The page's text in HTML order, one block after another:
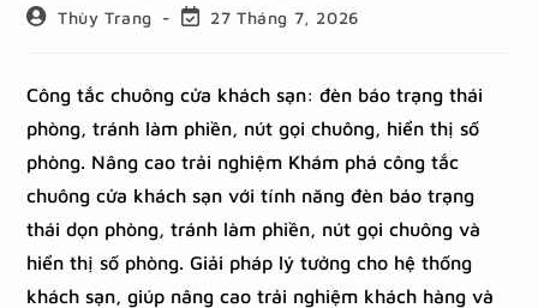
Thùy Trang 27 Tháng 7, 2026
Công tắc chuông cửa khách sạn: đèn báo trạng thái
phòng, tránh làm phiền, nút gọi chuông, hiển thị số
phòng. Nâng cao trải nghiệm Khám phá công tắc
chuông cửa khách sạn với tính năng đèn báo trạng
thái dọn phòng, tránh làm phiền, nút gọi chuông và
hiển thị số phòng. Giải pháp lý tưởng cho hệ thống
khách sạn, giúp nâng cao trải nghiệm khách hàng và